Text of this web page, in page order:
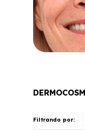
Filtrando por: